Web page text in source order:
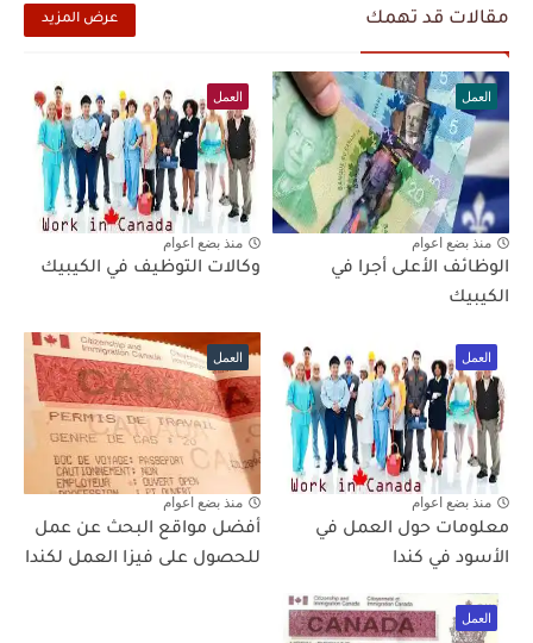
مقالات قد تهمك عرض المزيد
العمل
منذ بضع اعوام
الوظائف الأعلى أجرا في
الكيبيك
العمل
منذ بضع اعوام
وكالات التوظيف في الكيبيك
العمل
منذ بضع اعوام
معلومات حول العمل في
الأسود في كندا
العمل
منذ بضع اعوام
أفضل مواقع البحث عن عمل
للحصول على فيزا العمل لكندا
العمل